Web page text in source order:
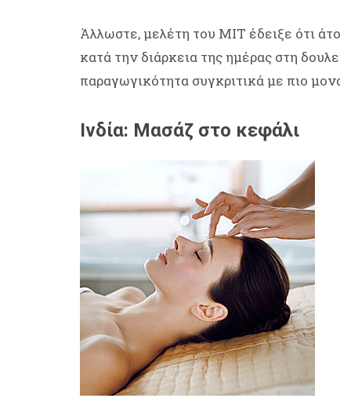
Άλλωστε, μελέτη του MIT έδειξε ότι
κατά την διάρκεια της ημέρας στη
παραγωγικότητα συγκριτικά με πιο
Ινδία: Μασάζ στο κεφάλι